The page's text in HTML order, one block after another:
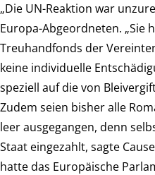
„Die UN-Reaktion war
Europa-Abgeordneten. „Sie
Treuhandfonds der
keine individuelle
speziell auf die von
Zudem seien bisher alle
leer ausgegangen, denn
Staat eingezahlt, sagte
hatte das Europäische